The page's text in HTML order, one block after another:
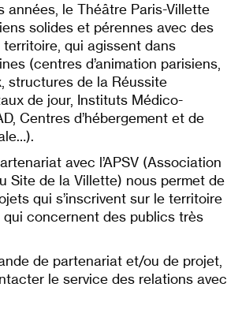
années, le Théâtre Paris-Villette
solides et pérennes avec des
qui agissent dans
(centres d’animation parisiens,
structures de la Réussite
de jour, Instituts Médico-
Centres d’hébergement et de
avec l’APSV (Association
Site de la Villette) nous permet de
qui s’inscrivent sur le territoire
concernent des publics très
de partenariat et/ou de projet,
le service des relations avec